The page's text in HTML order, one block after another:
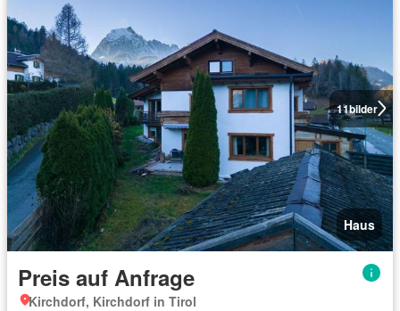
11bilder
Haus
Preis auf Anfrage
Kirchdorf, Kirchdorf in Tirol